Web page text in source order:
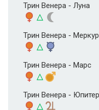
Трин Венера - Луна
Трин Венера -
Трин Венера - Марс
Трин Венера - Юпитер